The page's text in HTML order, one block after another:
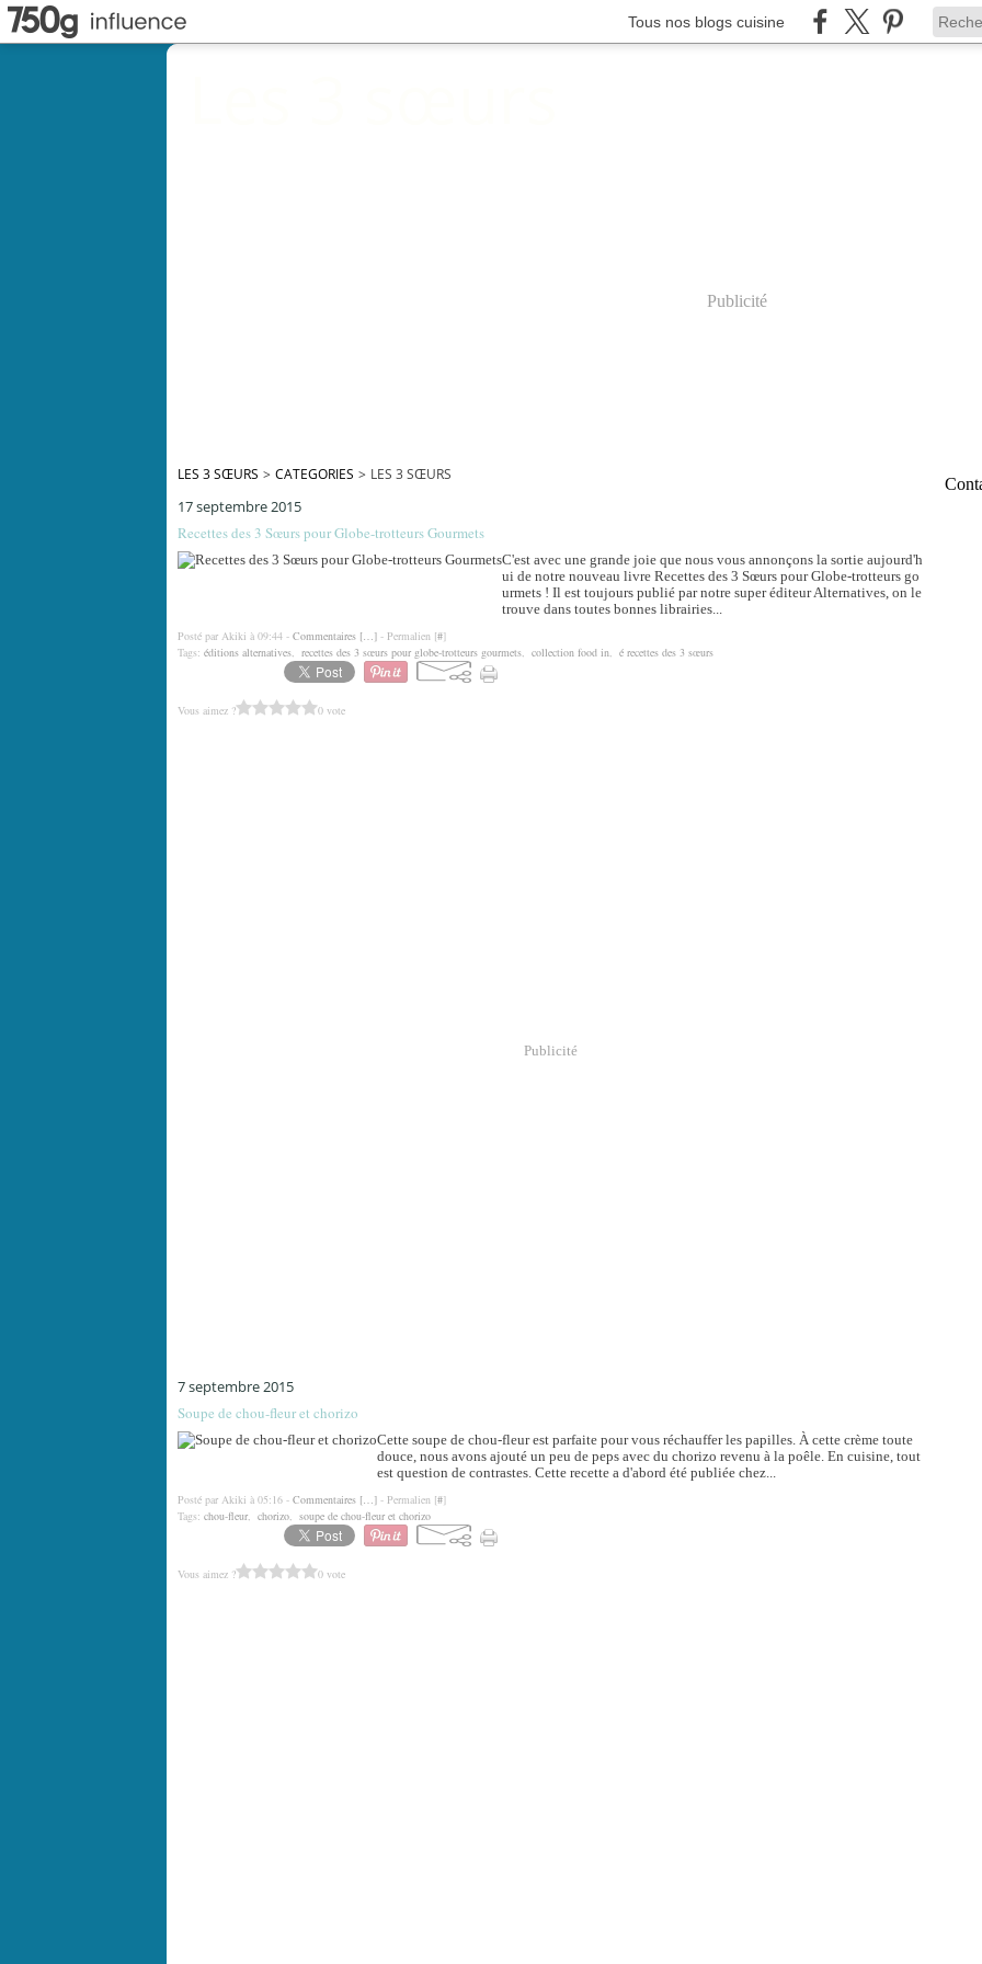
Tous nos blogs cuisine
Publicité
LES 3 SŒURS > CATEGORIES > LES 3 SŒURS
17 septembre 2015
Recettes des 3 Sœurs pour Globe-trotteurs Gourmets
C'est avec une grande joie que nous vous annonçons la sortie aujourd'h
ui de notre nouveau livre Recettes des 3 Sœurs pour Globe-trotteurs go
urmets ! Il est toujours publié par notre super éditeur Alternatives, on le
trouve dans toutes bonnes librairies...
Posté par Akiki à 09:44 - Commentaires […] - Permalien [#]
Tags: éditions alternatives, recettes des 3 sœurs pour globe-trotteurs gourmets, collection food in, é recettes des 3 sœurs
Vous aimez ? 0 vote
Publicité
7 septembre 2015
Soupe de chou-fleur et chorizo
Cette soupe de chou-fleur est parfaite pour vous réchauffer les papilles. À cette crème toute
douce, nous avons ajouté un peu de peps avec du chorizo revenu à la poêle. En cuisine, tout
est question de contrastes. Cette recette a d'abord été publiée chez...
Posté par Akiki à 05:16 - Commentaires […] - Permalien [#]
Tags: chou-fleur, chorizo, soupe de chou-fleur et chorizo
Vous aimez ? 0 vote